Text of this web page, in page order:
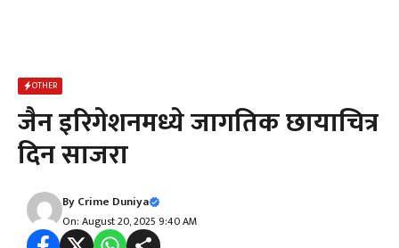
OTHER
जैन इरिगेशनमध्ये जागतिक छायाचित्र
दिन साजरा
ByCrime Duniya
On: August 20, 2025 9:40 AM